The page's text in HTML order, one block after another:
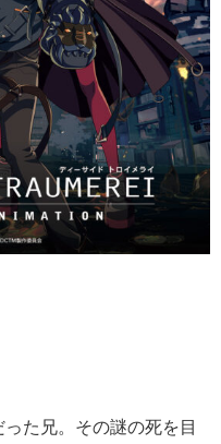
た兄。その謎の死を目